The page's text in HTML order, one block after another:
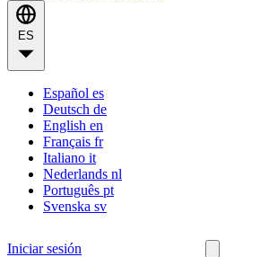
Español es
Deutsch de
English en
Français fr
Italiano it
Nederlands nl
Português pt
Svenska sv
Iniciar sesión